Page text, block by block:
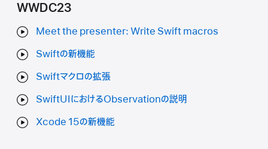
WWDC23
Meet the presenter: Write Swift macros
Swiftの新機能
Swiftマクロの拡張
SwiftUIにおけるObservationの説明
Xcode 15の新機能